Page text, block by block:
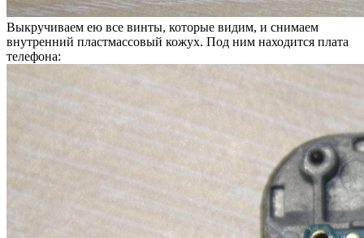
Выкручиваем ею все винты, которые видим, и снимаем
внутренний пластмассовый кожух. Под ним находится плата
телефона: